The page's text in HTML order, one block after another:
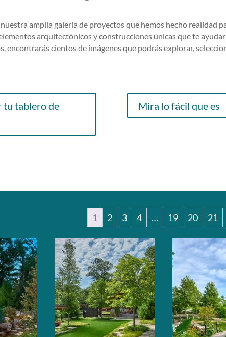
amplia galería de proyectos que hemos hecho realidad
arquitectónicos y construcciones únicas que te
encontrarás cientos de imágenes que podrás explorar,
tu tablero de
Mira lo fácil que es
1 2 3 4 … 19 20 21